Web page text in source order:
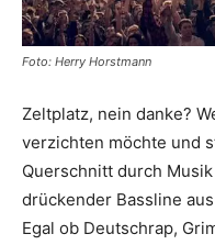
Foto: Herry Horstmann
Zeltplatz, nein danke?
verzichten möchte und
Querschnitt durch
drückender Bassline
Egal ob Deutschrap,